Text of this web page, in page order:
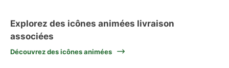
Explorez des icônes animées livraison
associées
Découvrez des icônes animées